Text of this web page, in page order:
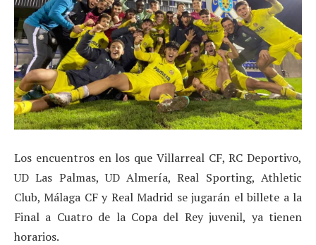
Los encuentros en los que Villarreal CF, RC Deportivo,
UD Las Palmas, UD Almería, Real Sporting, Athletic
Club, Málaga CF y Real Madrid se jugarán el billete a la
Final a Cuatro de la Copa del Rey juvenil, ya tienen
horarios.